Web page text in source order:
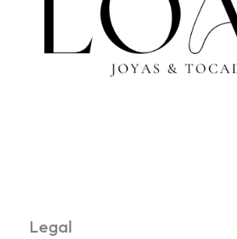
Legal